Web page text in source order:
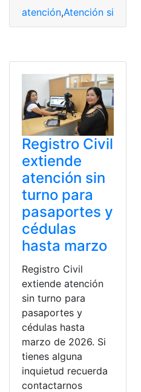
atención,Atención sin turno
Registro Civil
extiende
atención sin
turno para
pasaportes y
cédulas
hasta marzo
Registro Civil
extiende atención
sin turno para
pasaportes y
cédulas hasta
marzo de 2026. Si
tienes alguna
inquietud recuerda
contactarnos